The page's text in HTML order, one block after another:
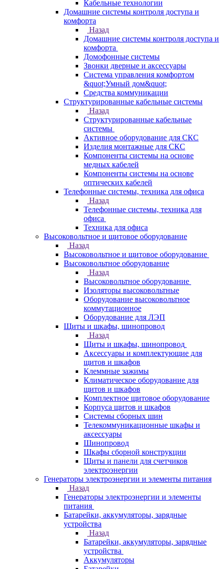
Кабельные технологии
Домашние системы контроля доступа и
комфорта
Назад
Домашние системы контроля доступа и
комфорта
Домофонные системы
Звонки дверные и аксессуары
Система управления комфортом
&quot;Умный дом&quot;
Средства коммуникации
Структурированные кабельные системы
Назад
Структурированные кабельные
системы
Активное оборудование для СКС
Изделия монтажные для СКС
Компоненты системы на основе
медных кабелей
Компоненты системы на основе
оптических кабелей
Телефонные системы, техника для офиса
Назад
Телефонные системы, техника для
офиса
Техника для офиса
Высоковольтное и щитовое оборудование
Назад
Высоковольтное и щитовое оборудование
Высоковольтное оборудование
Назад
Высоковольтное оборудование
Изоляторы высоковольтные
Оборудование высоковольтное
коммутационное
Оборудование для ЛЭП
Щиты и шкафы, шинопровод
Назад
Щиты и шкафы, шинопровод
Аксессуары и комплектующие для
щитов и шкафов
Клеммные зажимы
Климатическое оборудование для
щитов и шкафов
Комплектное щитовое оборудование
Корпуса щитов и шкафов
Системы сборных шин
Телекоммуникационные шкафы и
аксессуары
Шинопровод
Шкафы сборной конструкции
Щиты и панели для счетчиков
электроэнергии
Генераторы электроэнергии и элементы питания
Назад
Генераторы электроэнергии и элементы
питания
Батарейки, аккумуляторы, зарядные
устройства
Назад
Батарейки, аккумуляторы, зарядные
устройства
Аккумуляторы